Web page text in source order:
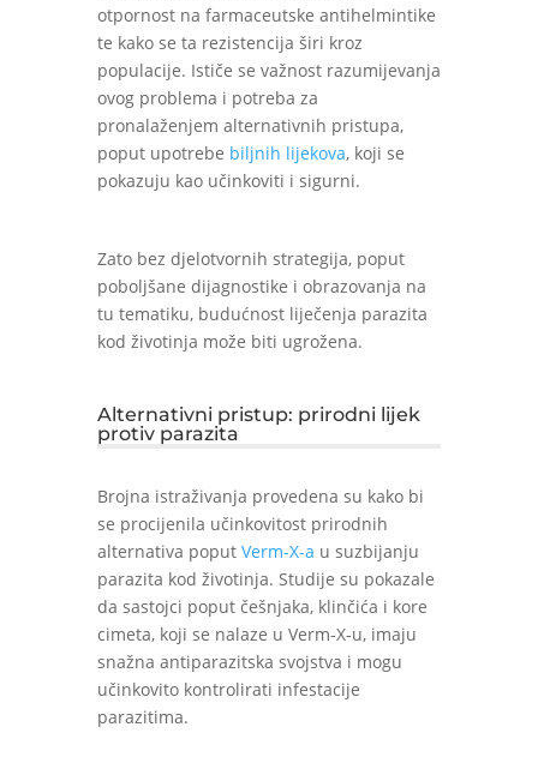
otpornost na farmaceutske antihelmintike
te kako se ta rezistencija širi kroz
populacije. Ističe se važnost razumijevanja
ovog problema i potreba za
pronalaženjem alternativnih pristupa,
poput upotrebe biljnih lijekova, koji se
pokazuju kao učinkoviti i sigurni.
Zato bez djelotvornih strategija, poput
poboljšane dijagnostike i obrazovanja na
tu tematiku, budućnost liječenja parazita
kod životinja može biti ugrožena.
Alternativni pristup: prirodni lijek
protiv parazita
Brojna istraživanja provedena su kako bi
se procijenila učinkovitost prirodnih
alternativa poput Verm-X-a u suzbijanju
parazita kod životinja. Studije su pokazale
da sastojci poput češnjaka, klinčića i kore
cimeta, koji se nalaze u Verm-X-u, imaju
snažna antiparazitska svojstva i mogu
učinkovito kontrolirati infestacije
parazitima.